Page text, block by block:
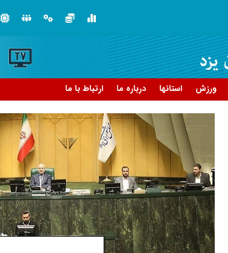
ورزش استانها درباره ما ارتباط با ما